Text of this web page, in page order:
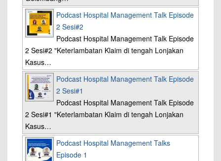
Podcast Hospital Management Talk Episode
2 Sesi#2
Podcast Hospital Management Talk Episode
2 Sesi#2 "Keterlambatan Klaim di tengah Lonjakan
Kasus…
Podcast Hospital Management Talk Episode
2 Sesi#1
Podcast Hospital Management Talk Episode
2 Sesi#1 "Keterlambatan Klaim di tengah Lonjakan
Kasus…
Podcast Hospital Management Talks
Episode 1